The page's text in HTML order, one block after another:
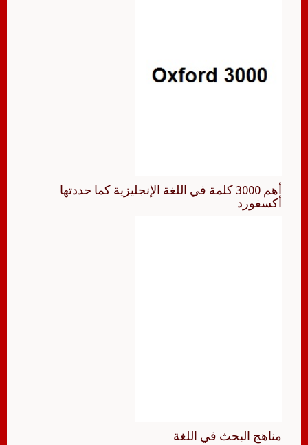
أهم 3000 كلمة في اللغة الإنجليزية كما حددتها
أكسفورد
مناهج البحث في اللغة